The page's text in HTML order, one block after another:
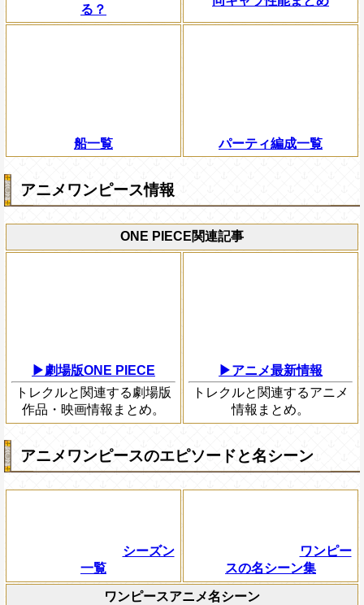
る？
船一覧 パーティ編成一覧
アニメワンピース情報
ONE PIECE関連記事
▶劇場版ONE PIECE
トレクルと関連する劇場版
作品・映画情報まとめ。
▶アニメ最新情報
トレクルと関連するアニメ
情報まとめ。
アニメワンピースのエピソードと名シーン
シーズン
一覧
ワンピー
スの名シーン集
ワンピースアニメ名シーン